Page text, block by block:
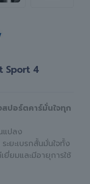
Sport 4
ปอร์ตคาร์มั่นใจทุก
แปลง
ยะเบรกสั้นมั่นใจทั้ง
ยี่ยมและมีอายุการใช้